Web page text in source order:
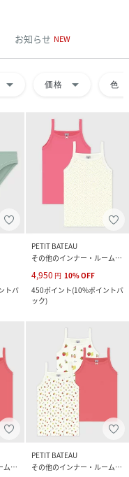
お知らせ NEW
arrow_drop_down 価格 arrow_drop_down 色
トバ
PETIT BATEAU
その他のインナー・ルームウェア
4,950 円 10%OFF
450ポイント(10%ポイントバ
ック)
その他のインナー・ルームウェア
PETIT BATEAU
その他のインナー・ルームウェア